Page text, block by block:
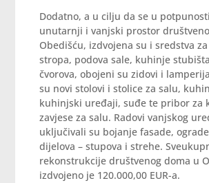
Dodatno, a u cilju da se u
unutarnji i vanjski prostor
Obedišću, izdvojena su i sredstva
stropa, podova sale, kuhinje
čvorova, obojeni su zidovi i
su novi stolovi i stolice za salu,
kuhinjski uređaji, suđe te pribor za
zavjese za salu. Radovi vanjskog
uključivali su bojanje fasade,
dijelova – stupova i strehe.
rekonstrukcije društvenog doma u
izdvojeno je 120.000,00 EUR-a.